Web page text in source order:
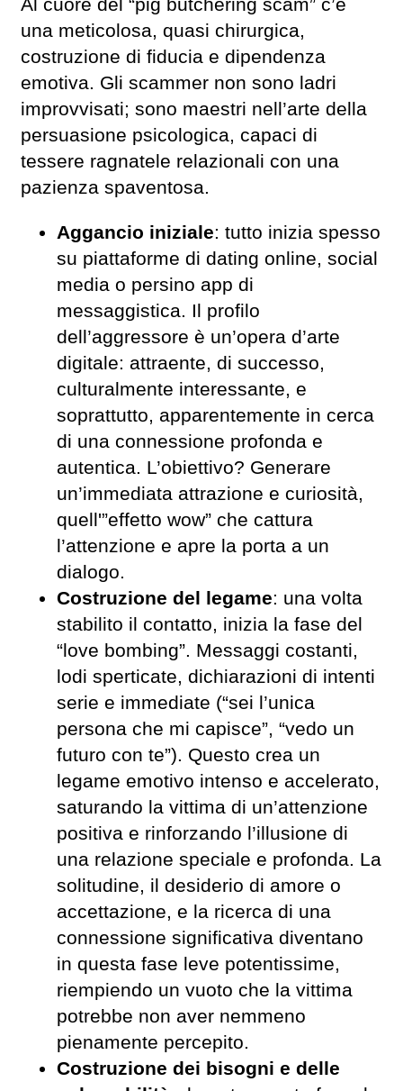
una meticolosa, quasi chirurgica,
costruzione di fiducia e dipendenza
emotiva. Gli scammer non sono ladri
improvvisati; sono maestri nell’arte della
persuasione psicologica, capaci di
tessere ragnatele relazionali con una
pazienza spaventosa.
Aggancio iniziale: tutto inizia spesso
su piattaforme di dating online, social
media o persino app di
messaggistica. Il profilo
dell’aggressore è un’opera d’arte
digitale: attraente, di successo,
culturalmente interessante, e
soprattutto, apparentemente in cerca
di una connessione profonda e
autentica. L’obiettivo? Generare
un’immediata attrazione e curiosità,
quell'”effetto wow” che cattura
l’attenzione e apre la porta a un
dialogo.
Costruzione del legame: una volta
stabilito il contatto, inizia la fase del
“love bombing”. Messaggi costanti,
lodi sperticate, dichiarazioni di intenti
serie e immediate (“sei l’unica
persona che mi capisce”, “vedo un
futuro con te”). Questo crea un
legame emotivo intenso e accelerato,
saturando la vittima di un’attenzione
positiva e rinforzando l’illusione di
una relazione speciale e profonda. La
solitudine, il desiderio di amore o
accettazione, e la ricerca di una
connessione significativa diventano
in questa fase leve potentissime,
riempiendo un vuoto che la vittima
potrebbe non aver nemmeno
pienamente percepito.
Costruzione dei bisogni e delle